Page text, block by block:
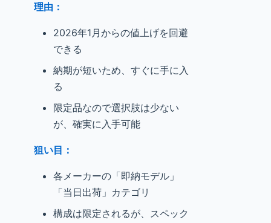
理由：
2026年1月からの値上げを回避
できる
納期が短いため、すぐに手に入
る
限定品なので選択肢は少ない
が、確実に入手可能
狙い目：
各メーカーの「即納モデル」
「当日出荷」カテゴリ
構成は限定されるが、スペック